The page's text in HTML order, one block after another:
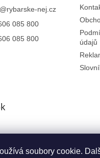
soubory cookie.
@rybarske-nej.cz
085 800
085 800
údajů